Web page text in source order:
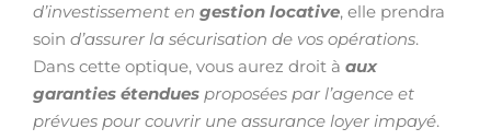
d’investissement en gestion locative, elle prendra
soin d’assurer la sécurisation de vos opérations.
Dans cette optique, vous aurez droit à aux
garanties étendues proposées par l’agence et
prévues pour couvrir une assurance loyer impayé.